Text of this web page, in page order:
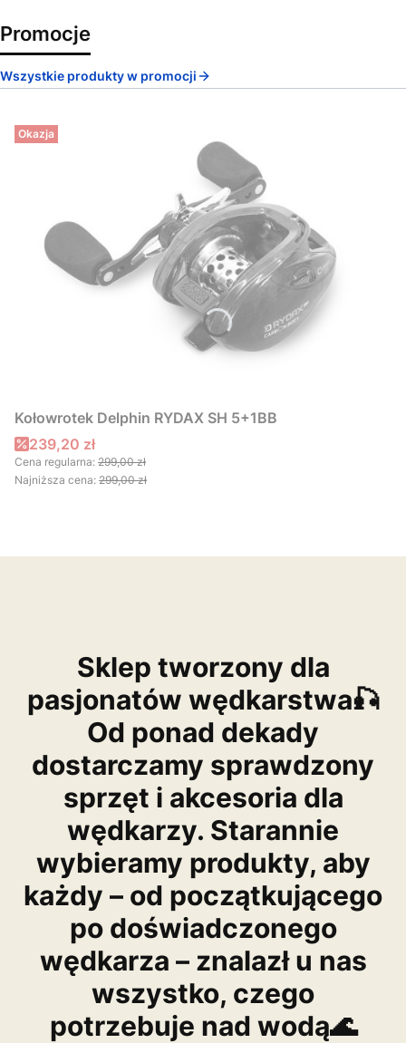
Promocje
Wszystkie produkty w promocji
Okazja
Kołowrotek Delphin RYDAX SH 5+1BB
Cena promocyjna
239,20 zł
Cena regularna: 299,00 zł
Najniższa cena: 299,00 zł
Sklep tworzony dla
pasjonatów wędkarstwa🎣
Od ponad dekady
dostarczamy sprawdzony
sprzęt i akcesoria dla
wędkarzy. Starannie
wybieramy produkty, aby
każdy – od początkującego
po doświadczonego
wędkarza – znalazł u nas
wszystko, czego
potrzebuje nad wodą🌊